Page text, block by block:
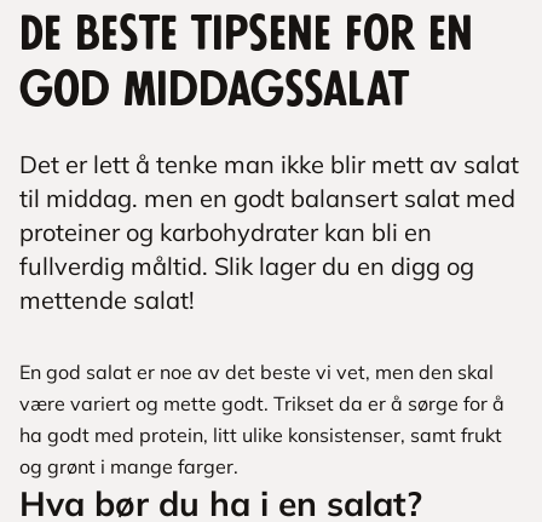
De beste tipsene for en
god middagssalat
Det er lett å tenke man ikke blir mett av salat
til middag. men en godt balansert salat med
proteiner og karbohydrater kan bli en
fullverdig måltid. Slik lager du en digg og
mettende salat!
En god salat er noe av det beste vi vet, men den skal
være variert og mette godt. Trikset da er å sørge for å
ha godt med protein, litt ulike konsistenser, samt frukt
og grønt i mange farger.
Hva bør du ha i en salat?